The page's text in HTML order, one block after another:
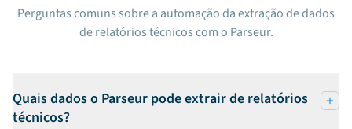
Perguntas comuns sobre a automação da extração de dados
de relatórios técnicos com o Parseur.
Quais dados o Parseur pode extrair de relatórios
técnicos?